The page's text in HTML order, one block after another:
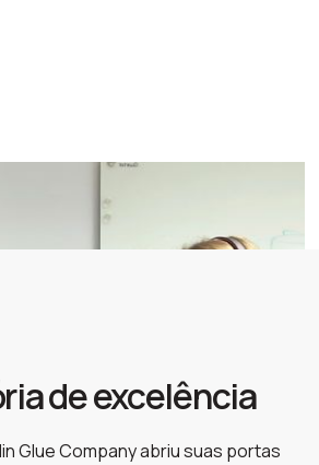
de excelência
Glue Company abriu suas portas